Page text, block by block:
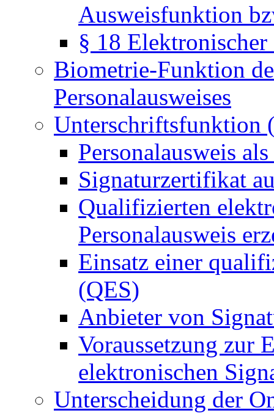
Ausweisfunktion
§ 18
Biometrie-Funktion
Personalausweises
Unterschriftsfunktion
Personalausweis
Signaturzertifikat
Qualifizierten
Personalausweis
Einsatz einer
(QES)
Anbieter von
Voraussetzung zur
elektronischen
Unterscheidung der